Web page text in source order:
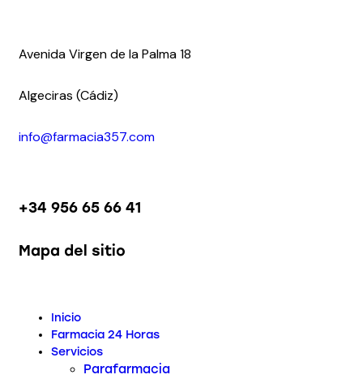
Avenida Virgen de la Palma 18
Algeciras (Cádiz)
info@farmacia357.com
+34 956 65 66 41
Mapa del sitio
Inicio
Farmacia 24 Horas
Servicios
Parafarmacia